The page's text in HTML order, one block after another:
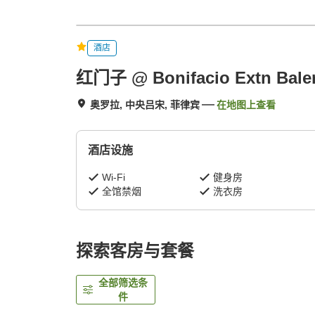
酒店
红门子 @ Bonifacio Extn
奥罗拉, 中央吕宋, 菲律宾 在地图上查看
酒店设施
Wi-Fi
健身房
全馆禁烟
洗衣房
探索客房与套餐
全部筛选条
件